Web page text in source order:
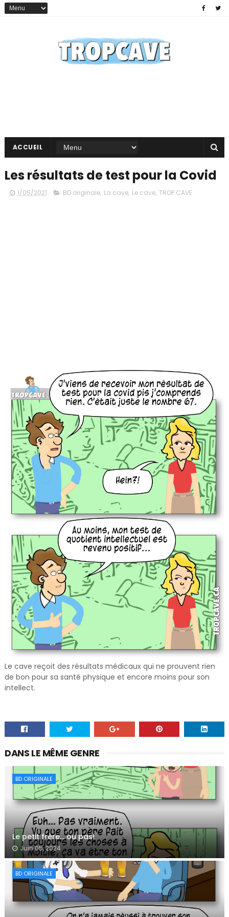
ACCUEIL
Les résultats de test pour la Covid
1/05/2021 BD originale, La cave, Le cave, TROP CAVE
Le cave reçoit des résultats médicaux qui ne prouvent rien
de bon pour sa santé physique et encore moins pour son
intellect.
DANS LE MÊME GENRE
BD ORIGINALE
Le petit frère… ou pas!
Juin 05, 2024
BD ORIGINALE